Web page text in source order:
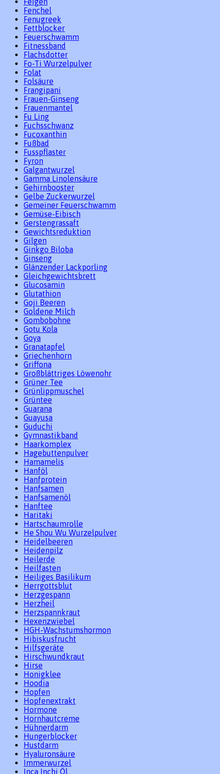
Fenchel
Fenugreek
Fettblocker
Feuerschwamm
Fitnessband
Flachsdotter
Fo-Ti Wurzelpulver
Folat
Folsäure
Frangipani
Frauen-Ginseng
Frauenmantel
Fu Ling
Fuchsschwanz
Fucoxanthin
Fußbad
Fusspflaster
Fyron
Galgantwurzel
Gamma Linolensäure
Gehirnbooster
Gelbe Zuckerwurzel
Gemeiner Feuerschwamm
Gemüse-Eibisch
Gerstengrassaft
Gewichtsreduktion
Gilgen
Ginkgo Biloba
Ginseng
Glänzender Lackporling
Gleichgewichtsbrett
Glucosamin
Glutathion
Goji Beeren
Goldene Milch
Gombobohne
Gotu Kola
Goya
Granatapfel
Griechenhorn
Griffona
Großblättriges Löwenohr
Grüner Tee
Grünlippmuschel
Grüntee
Guarana
Guayusa
Guduchi
Gymnastikband
Haarkomplex
Hagebuttenpulver
Hamamelis
Hanföl
Hanfprotein
Hanfsamen
Hanfsamenöl
Hanftee
Haritaki
Hartschaumrolle
He Shou Wu Wurzelpulver
Heidelbeeren
Heidenpilz
Heilerde
Heilfasten
Heiliges Basilikum
Herrgottsblut
Herzgespann
Herzheil
Herzspannkraut
Hexenzwiebel
HGH-Wachstumshormon
Hibiskusfrucht
Hilfsgeräte
Hirschwundkraut
Hirse
Honigklee
Hoodia
Hopfen
Hopfenextrakt
Hormone
Hornhautcreme
Hühnerdarm
Hungerblocker
Hustdarm
Hyaluronsäure
Immerwurzel
Inca Inchi Öl